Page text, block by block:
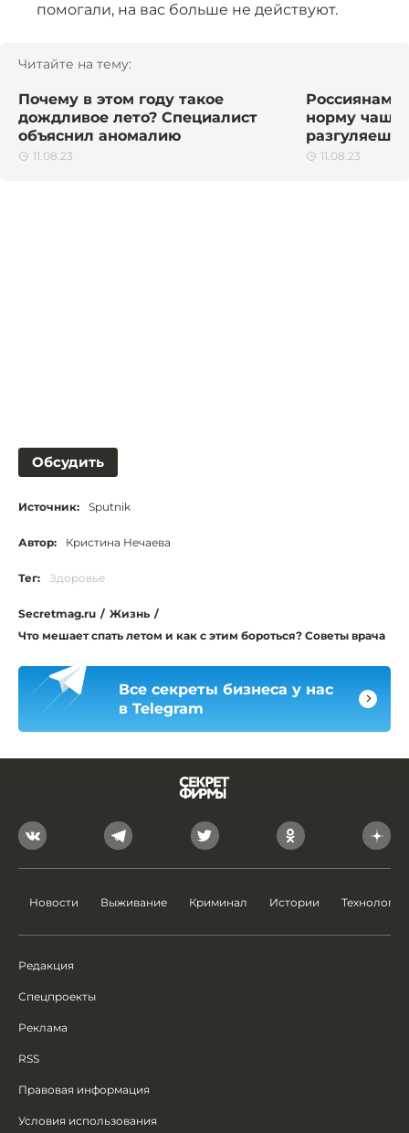
помогали, на вас больше не действуют.
Читайте на тему:
Почему в этом году такое
дождливое лето? Специалист
объяснил аномалию
11.08.23
Россиянам
норму
11.08.23
Обсудить
Источник: Sputnik
Автор: Кристина Нечаева
Тег: Здоровье
Secretmag.ru / Жизнь /
Что мешает спать летом и как с этим бороться? Советы врача
Все секреты бизнеса у нас
в Telegram
Новости Выживание Криминал Истории Технологии
Редакция
Спецпроекты
Реклама
RSS
Правовая информация
Условия использования